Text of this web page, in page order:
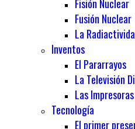
Fisión Nuclear
Fusión Nuclear
La
Inventos
El Pararrayos
La Televisión
Las
Tecnología
El primer